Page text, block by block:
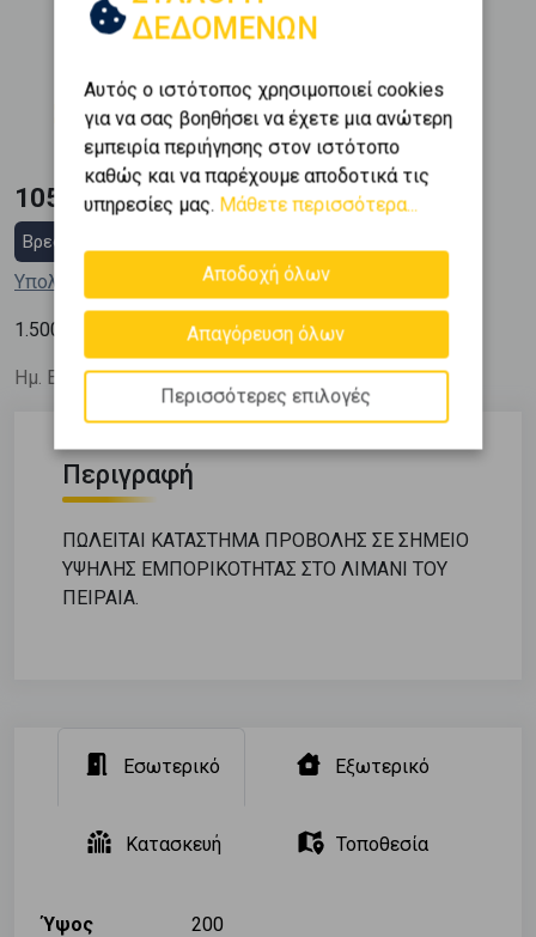
Μπάνια
Όροφος
Εμβαδόν
70 m2
Κατασκευή
1935
105.000 €
Βρες στεγαστικό δάνειο
Υπολόγισε τη δόση μου
1.500
Ημ. Ενημέρωσης: 18/03/26
Περιγραφή
ΠΩΛΕΙΤΑΙ ΚΑΤΑΣΤΗΜΑ ΠΡΟΒΟΛΗΣ ΣΕ ΣΗΜΕΙΟ
ΥΨΗΛΗΣ ΕΜΠΟΡΙΚΟΤΗΤΑΣ ΣΤΟ ΛΙΜΑΝΙ ΤΟΥ
ΠΕΙΡΑΙΑ.
Εσωτερικό Εξωτερικό
Κατασκευή Τοποθεσία
Ύψος
200
ΔΕΔΟΜΕΝΩΝ
Αυτός ο ιστότοπος χρησιμοποιεί cookies
για να σας βοηθήσει να έχετε μια ανώτερη
εμπειρία περιήγησης στον ιστότοπο
καθώς και να παρέχουμε αποδοτικά τις
υπηρεσίες μας. Μάθετε περισσότερα...
Αποδοχή όλων
Απαγόρευση όλων
Περισσότερες επιλογές